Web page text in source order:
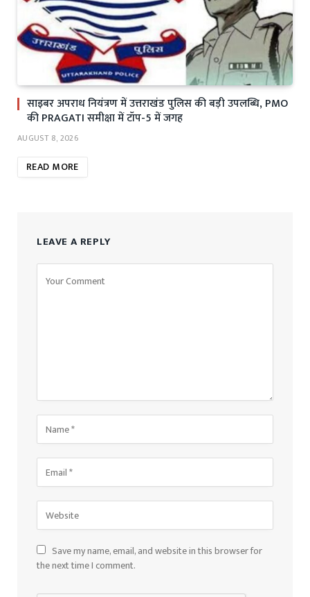
साइबर अपराध नियंत्रण में उत्तराखंड पुलिस की बड़ी उपलब्धि, PMO
की PRAGATI समीक्षा में टॉप-5 में जगह
AUGUST 8, 2026
READ MORE
LEAVE A REPLY
Save my name, email, and website in this browser for
the next time I comment.